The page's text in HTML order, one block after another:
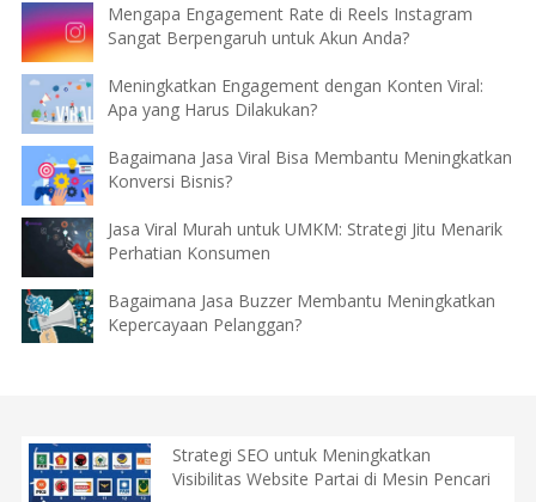
Mengapa Engagement Rate di Reels Instagram
Sangat Berpengaruh untuk Akun Anda?
Meningkatkan Engagement dengan Konten Viral:
Apa yang Harus Dilakukan?
Bagaimana Jasa Viral Bisa Membantu Meningkatkan
Konversi Bisnis?
Jasa Viral Murah untuk UMKM: Strategi Jitu Menarik
Perhatian Konsumen
Bagaimana Jasa Buzzer Membantu Meningkatkan
Kepercayaan Pelanggan?
Strategi SEO untuk Meningkatkan
Visibilitas Website Partai di Mesin Pencari